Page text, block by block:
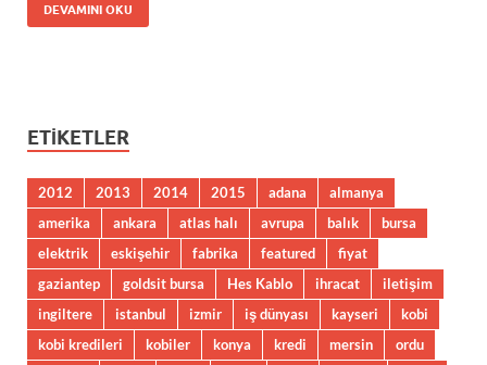
DEVAMINI OKU
ETIKETLER
2012 2013 2014 2015 adana
almanya
amerika
ankara atlas halı avrupa balık
bursa
elektrik
eskişehir fabrika featured
fiyat
gaziantep
goldsit bursa Hes Kablo ihracat
iletişim
ingiltere
istanbul izmir iş dünyası kayseri
kobi
kobi kredileri
kobiler konya kredi mersin ordu